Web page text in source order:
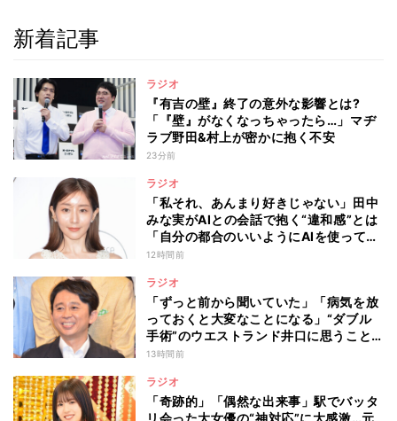
新着記事
ラジオ
『有吉の壁』終了の意外な影響とは?
「『壁』がなくなっちゃったら…」マヂ
ラブ野田&村上が密かに抱く不安
23分前
ラジオ
「私それ、あんまり好きじゃない」田中
みな実がAIとの会話で抱く“違和感”とは
「自分の都合のいいようにAIを使ってる
人たちって…」
12時間前
ラジオ
「ずっと前から聞いていた」「病気を放
っておくと大変なことになる」“ダブル
手術”のウエストランド井口に思うこと…
有吉弘行が本音を明かした“仕事と病
13時間前
ラジオ
「奇跡的」「偶然な出来事」駅でバッタ
リ会った大女優の“神対応”に大感激…元